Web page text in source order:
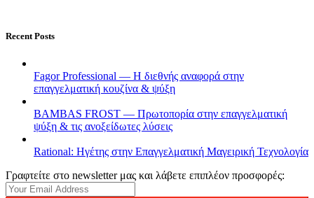
Recent Posts
Fagor Professional — Η διεθνής αναφορά στην
επαγγελματική κουζίνα & ψύξη
BAMBAS FROST — Πρωτοπορία στην επαγγελματική
ψύξη & τις ανοξείδωτες λύσεις
Rational: Ηγέτης στην Επαγγελματική Μαγειρική Τεχνολογία
Γραφτείτε στο newsletter μας και λάβετε επιπλέον προσφορές: